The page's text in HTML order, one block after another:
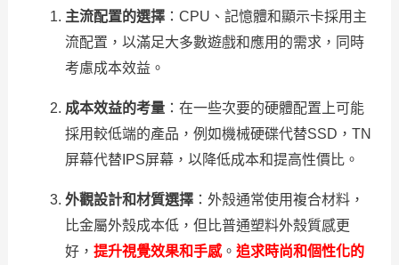
主流配置的選擇：CPU、記憶體和顯示卡採用主
流配置，以滿足大多數遊戲和應用的需求，同時
考慮成本效益。
成本效益的考量：在一些次要的硬體配置上可能
採用較低端的產品，例如機械硬碟代替SSD，TN
屏幕代替IPS屏幕，以降低成本和提高性價比。
外觀設計和材質選擇：外殼通常使用複合材料，
比金屬外殼成本低，但比普通塑料外殼質感更
好， 提升視覺效果和手感。 追求時尚和個性化的